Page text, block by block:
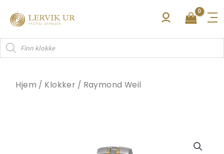
rett
innholdet
Products
search
Hjem / Klokker / Raymond Weil